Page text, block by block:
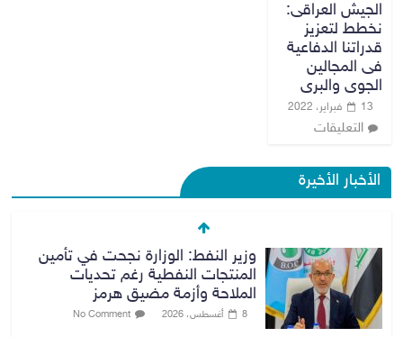
الجيش العراقى:
نخطط لتعزيز
قدراتنا الدفاعية
فى المجالين
الجوى والبرى
13 فبراير، 2022
التعليقات
الأخبار الأخيرة
وزير النفط: الوزارة نجحت في تأمين
المنتجات النفطية رغم تحديات
الملاحة وأزمة مضيق هرمز
8 أغسطس، 2026 No Comment